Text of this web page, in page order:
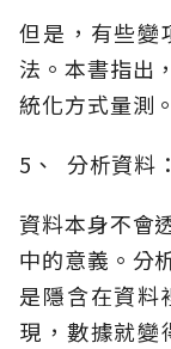
但是，有些變
法。本書指出
統化方式量測。
5、 分析資料：
資料本身不會
中的意義。分
是隱含在資料
現，數據就變